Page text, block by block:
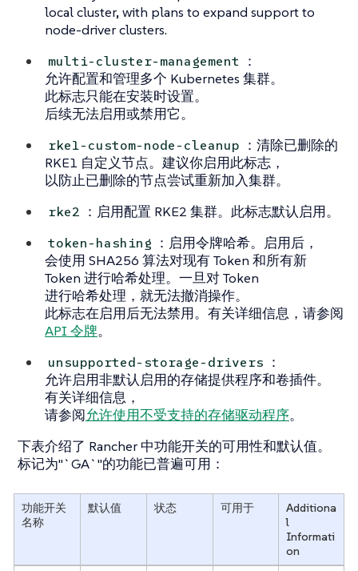
local cluster, with plans to expand support to
node-driver clusters.
multi-cluster-management
：
允许配置和管理多个 Kubernetes 集群。
此标志只能在安装时设置。
后续无法启用或禁用它。
rke1-custom-node-cleanup ：清除已删除的
RKE1 自定义节点。建议你启用此标志，
以防止已删除的节点尝试重新加入集群。
rke2 ：启用配置 RKE2 集群。此标志默认启用。
token-hashing ：启用令牌哈希。启用后，
会使用 SHA256 算法对现有 Token 和所有新
Token 进行哈希处理。一旦对 Token
进行哈希处理，就无法撤消操作。
此标志在启用后无法禁用。有关详细信息，请参阅
API 令牌。
unsupported-storage-drivers ：
允许启用非默认启用的存储提供程序和卷插件。
有关详细信息，
请参阅允许使用不受支持的存储驱动程序。
下表介绍了 Rancher 中功能开关的可用性和默认值。
标记为"`GA`"的功能已普遍可用：
功能开关
名称
默认值 状态 可用于
Additiona
l
Informati
on